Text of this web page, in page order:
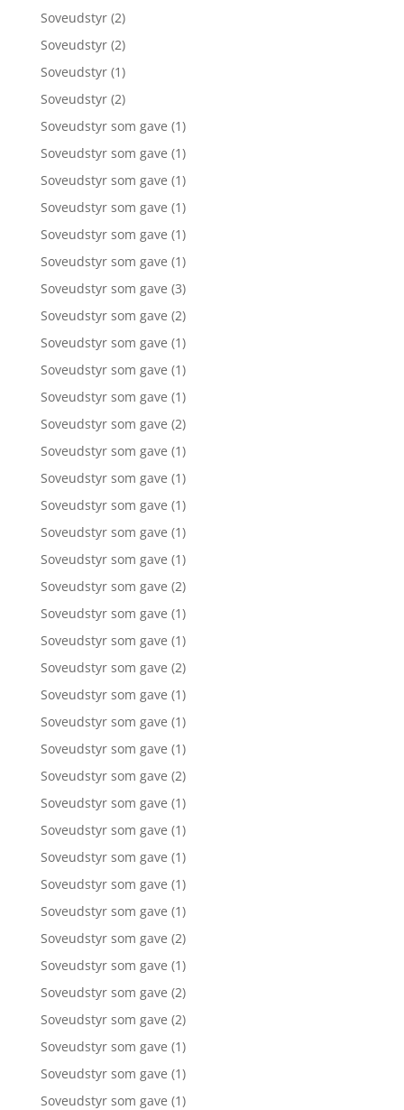
Soveudstyr (2)
Soveudstyr (2)
Soveudstyr (1)
Soveudstyr (2)
Soveudstyr som gave (1)
Soveudstyr som gave (1)
Soveudstyr som gave (1)
Soveudstyr som gave (1)
Soveudstyr som gave (1)
Soveudstyr som gave (1)
Soveudstyr som gave (3)
Soveudstyr som gave (2)
Soveudstyr som gave (1)
Soveudstyr som gave (1)
Soveudstyr som gave (1)
Soveudstyr som gave (2)
Soveudstyr som gave (1)
Soveudstyr som gave (1)
Soveudstyr som gave (1)
Soveudstyr som gave (1)
Soveudstyr som gave (1)
Soveudstyr som gave (2)
Soveudstyr som gave (1)
Soveudstyr som gave (1)
Soveudstyr som gave (2)
Soveudstyr som gave (1)
Soveudstyr som gave (1)
Soveudstyr som gave (1)
Soveudstyr som gave (2)
Soveudstyr som gave (1)
Soveudstyr som gave (1)
Soveudstyr som gave (1)
Soveudstyr som gave (1)
Soveudstyr som gave (1)
Soveudstyr som gave (2)
Soveudstyr som gave (1)
Soveudstyr som gave (2)
Soveudstyr som gave (2)
Soveudstyr som gave (1)
Soveudstyr som gave (1)
Soveudstyr som gave (1)